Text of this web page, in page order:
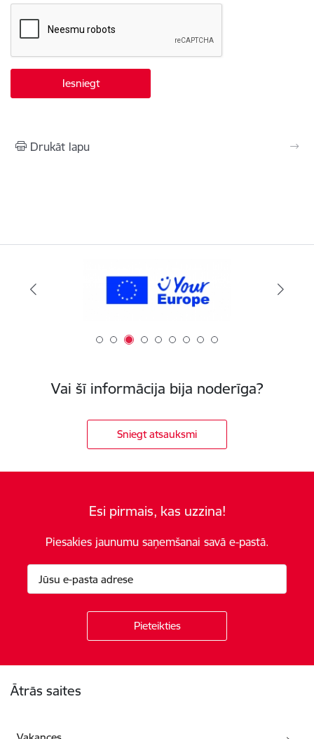
Drukāt lapu
Vai šī informācija bija noderīga?
Sniegt atsauksmi
Esi pirmais, kas uzzina!
Piesakies jaunumu saņemšanai savā e-pastā.
Ātrās saites